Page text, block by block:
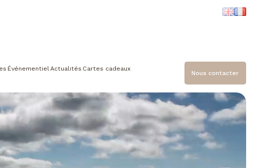
ÉvénementielActualités Cartes cadeaux
Nous contacter